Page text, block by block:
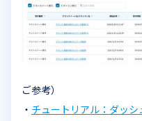
ご参考）
・ チュートリアル：ダッ